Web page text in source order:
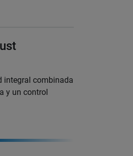
integral combinada
y un control